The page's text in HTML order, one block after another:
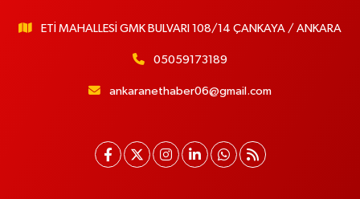
ETİ MAHALLESİ GMK BULVARI 108/14 ÇANKAYA / ANKARA
05059173189
ankaranethaber06@gmail.com